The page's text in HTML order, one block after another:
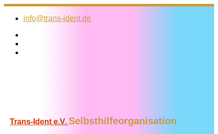
Zum
Inhalt
info@trans-ident.de
Trans-Ident e.V. Selbsthilfeorganisation